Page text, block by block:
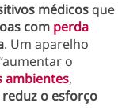
médicos que
com perda
. Um aparelho
o
ambientes,
reduz o esforço